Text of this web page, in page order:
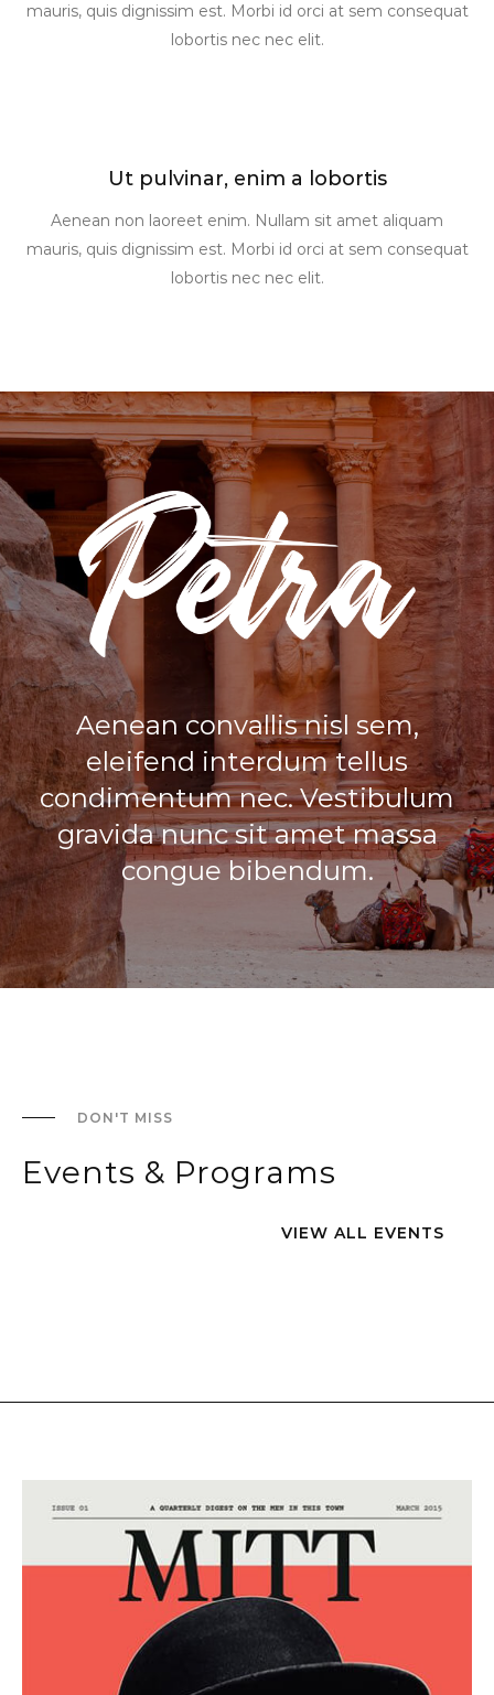
mauris, quis dignissim est. Morbi id orci at sem consequat
lobortis nec nec elit.
Ut pulvinar, enim a lobortis
Aenean non laoreet enim. Nullam sit amet aliquam
mauris, quis dignissim est. Morbi id orci at sem consequat
lobortis nec nec elit.
Aenean convallis nisl sem,
eleifend interdum tellus
condimentum nec. Vestibulum
gravida nunc sit amet massa
congue bibendum.
DON'T MISS
Events & Programs
VIEW ALL EVENTS